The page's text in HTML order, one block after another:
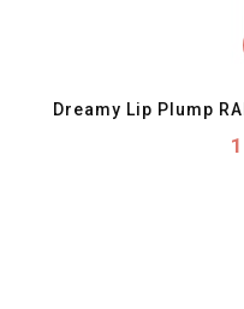
Dreamy Lip Plump